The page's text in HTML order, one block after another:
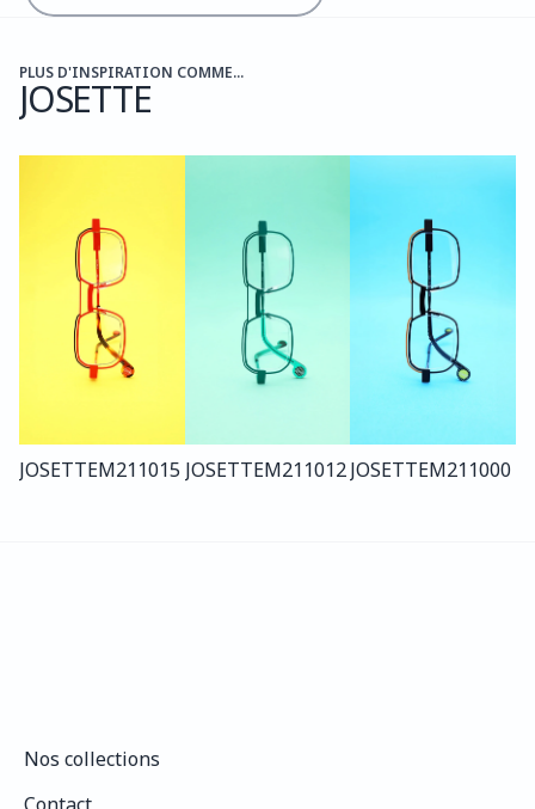
PLUS D'INSPIRATION COMME...
JOSETTE
JOSETTEM211015 JOSETTEM211012JOSETTEM211000
Nos collections